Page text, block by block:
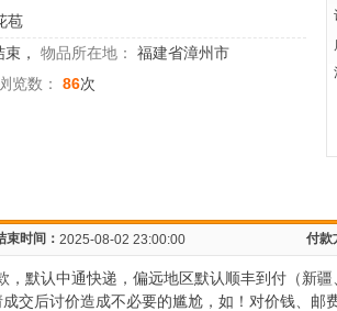
苞
束 ， 物品所在地：
福建省漳州市
览数： 86次
束时间： 2025-08-02 23:00:00 付款
默认中通快递，偏远地区默认顺丰到付（新
交后讨价造成不必要的尴尬，如！对价钱、邮